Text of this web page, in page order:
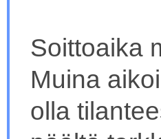
Soittoaika
Muina
olla